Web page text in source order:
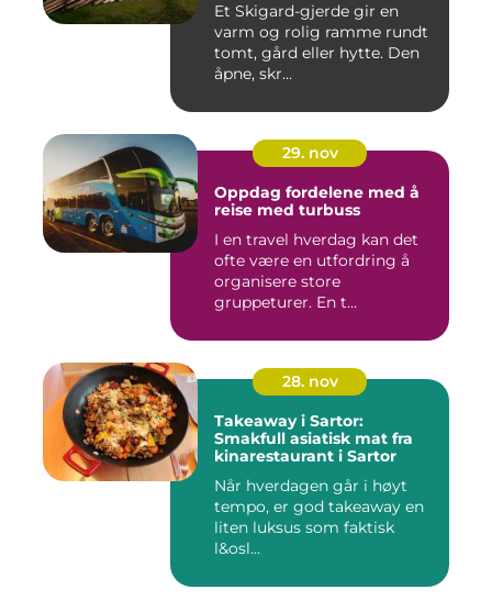
Et Skigard-gjerde gir en
varm og rolig ramme rundt
tomt, gård eller hytte. Den
åpne, skr...
29. nov
Oppdag fordelene med å
reise med turbuss
I en travel hverdag kan det
ofte være en utfordring å
organisere store
gruppeturer. En t...
28. nov
Takeaway i Sartor:
Smakfull asiatisk mat fra
kinarestaurant i Sartor
Når hverdagen går i høyt
tempo, er god takeaway en
liten luksus som faktisk
l&osl...